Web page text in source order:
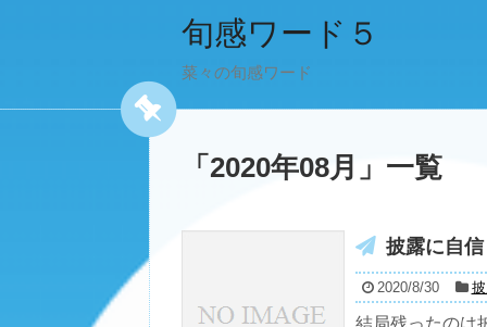
旬感ワード５
菜々の旬感ワード
「 2020年08月 」 一覧
披露に自信
2020/8/30
結局残ったのは